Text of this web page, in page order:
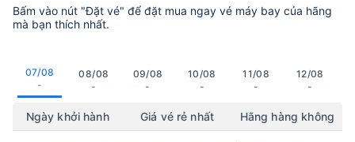
Bấm vào nút "Đặt vé" để đặt mua ngay vé máy bay của hãng
mà bạn thích nhất.
07/08
-
08/08
-
09/08
-
10/08
-
11/08
-
12/08
-
Ngày khởi hành Giá vé rẻ nhất Hãng hàng không